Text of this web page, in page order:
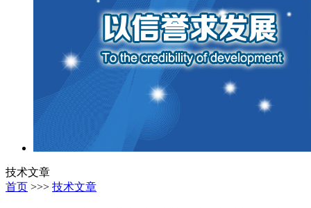
技术文章
首页 >>> 技术文章